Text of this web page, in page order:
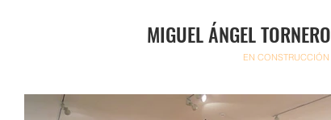
MIGUEL ÁNGEL TORNERO
EN CONSTRUCCIÓN